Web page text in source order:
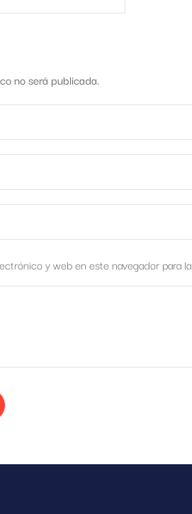
no será publicada.
y web en este navegador para